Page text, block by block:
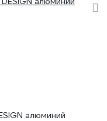
алюминий